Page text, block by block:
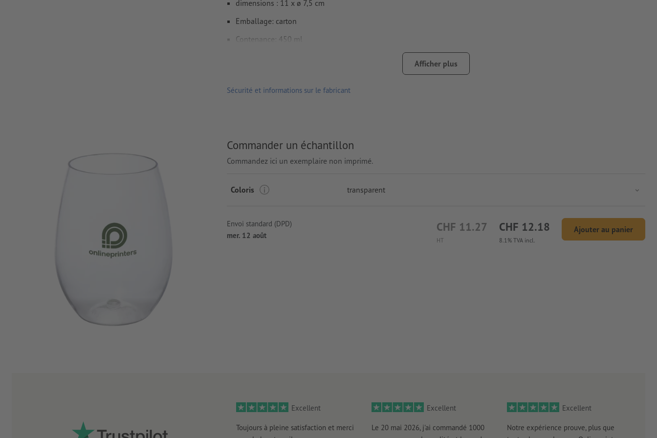
dimensions : 11 x ø 7,5 cm
Emballage: carton
Contenance: 450 ml
Afficher plus
Sécurité et informations sur le fabricant
Commander un échantillon
Commandez ici un exemplaire non imprimé.
Coloris transparent
HT
CHF 11.27
8.1% TVA incl.
CHF 12.18 Ajouter au panier
Envoi standard (DPD)
mer. 12 août
Excellent
Toujours à pleine satisfaction et merci
Excellent
Le 20 mai 2026, j'ai commandé 1000
Excellent
Notre expérience prouve, plus que